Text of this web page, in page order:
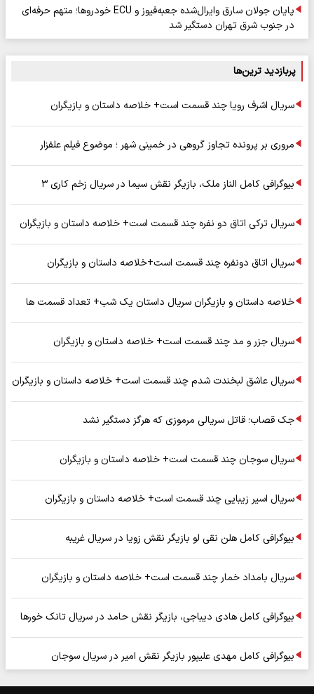
پایان جولان سارق وایرال‌شده جعبه‌فیوز و ECU خودروها؛ متهم حرفه‌ای
در جنوب شرق تهران دستگیر شد
پربازدید ترین‌ها
سریال اشرف رویا چند قسمت است+ خلاصه داستان و بازیگران
مروری بر پرونده تجاوز گروهی در خمینی شهر ؛ موضوع فیلم علفزار
بیوگرافی کامل الناز ملک، بازیگر نقش سیما در سریال زخم کاری ۳
سریال ترکی اتاق دو نفره چند قسمت است+ خلاصه داستان و بازیگران
سریال اتاق دونفره چند قسمت است+خلاصه داستان و بازیگران
خلاصه داستان و بازیگران سریال داستان یک شب+ تعداد قسمت ها
سریال جزر و مد چند قسمت است+ خلاصه داستان و بازیگران
سریال عاشق لبخندت شدم چند قسمت است+ خلاصه داستان و بازیگران
جک قصاب؛ قاتل سریالی مرموزی که هرگز دستگیر نشد
سریال سوجان چند قسمت است+ خلاصه داستان و بازیگران
سریال اسیر زیبایی چند قسمت است+ خلاصه داستان و بازیگران
بیوگرافی کامل هلن نقی لو بازیگر نقش زویا در سریال غریبه
سریال بامداد خمار چند قسمت است+ خلاصه داستان و بازیگران
بیوگرافی کامل هادی دیباجی، بازیگر نقش حامد در سریال تانک خورها
بیوگرافی کامل مهدی علیپور بازیگر نقش امیر در سریال سوجان